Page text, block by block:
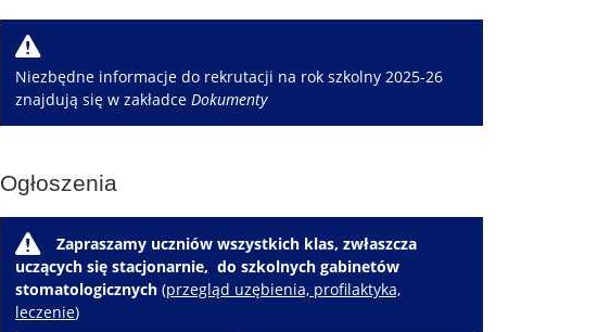
W
Niezbędne informacje do rekrutacji na rok szkolny 2025-26
znajdują się w zakładce Dokumenty
Ogłoszenia
W
Zapraszamy uczniów wszystkich klas, zwłaszcza
uczących się stacjonarnie, do szkolnych gabinetów
stomatologicznych (przegląd uzębienia, profilaktyka,
leczenie)